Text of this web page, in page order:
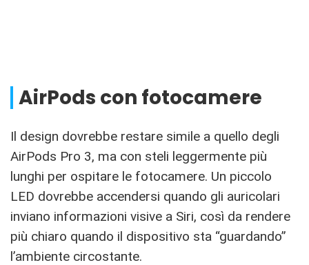
AirPods con fotocamere
Il design dovrebbe restare simile a quello degli
AirPods Pro 3, ma con steli leggermente più
lunghi per ospitare le fotocamere. Un piccolo
LED dovrebbe accendersi quando gli auricolari
inviano informazioni visive a Siri, così da rendere
più chiaro quando il dispositivo sta “guardando”
l’ambiente circostante.